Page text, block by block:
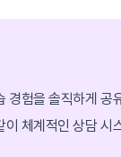
경험을 솔직하게 공
체계적인 상담 시